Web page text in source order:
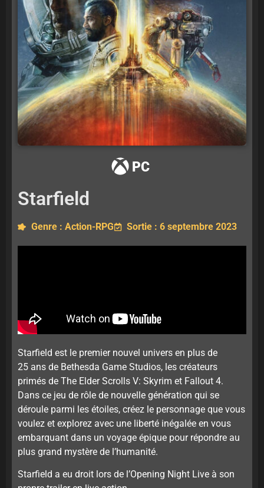
PC
Starfield
Genre : Action-RPG Sortie : 6 septembre 2023
Starfield est le premier nouvel univers en plus de
25 ans de Bethesda Game Studios, les créateurs
primés de The Elder Scrolls V: Skyrim et Fallout 4.
Dans ce jeu de rôle de nouvelle génération qui se
déroule parmi les étoiles, créez le personnage que vous
voulez et explorez avec une liberté inégalée en vous
embarquant dans un voyage épique pour répondre au
plus grand mystère de l’humanité.
Starfield a eu droit lors de l’Opening Night Live à son